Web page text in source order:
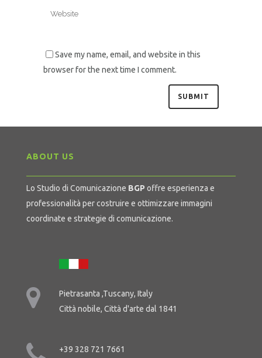
Save my name, email, and website in this
browser for the next time I comment.
ABOUT US
Lo Studio di Comunicazione BGP offre esperienza e
professionalità per costruire e ottimizzare immagini
coordinate e strategie di comunicazione.
Pietrasanta ,Tuscany, Italy
Città nobile, Città d'arte dal 1841
+39 328 721 7661